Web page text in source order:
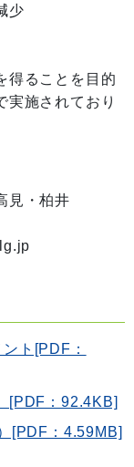
少
得ることを目的
実施されており
見・柏井
ト[PDF：
[PDF：92.4KB]
[PDF：4.59MB]